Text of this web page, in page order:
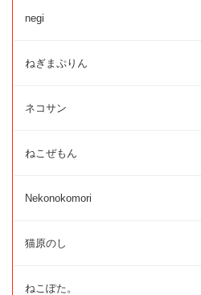
negi
ねぎまぷりん
ネコサン
ねこぜもん
Nekonokomori
猫原のし
ねこぽた。